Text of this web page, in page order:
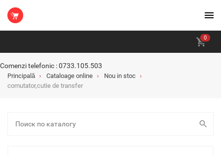
0
Comenzi telefonic : 0733.105.503
Principală Cataloage online
Nou in stoc
comutator,cutie de transfer